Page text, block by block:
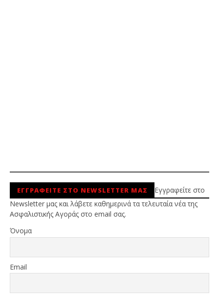
ΕΓΓΡΑΦΕΙΤΕ ΣΤΟ NEWSLETTER ΜΑΣ
Εγγραφείτε στο
Newsletter μας και λάβετε καθημερινά τα τελευταία νέα της
Ασφαλιστικής Αγοράς στο email σας.
Όνομα
Email